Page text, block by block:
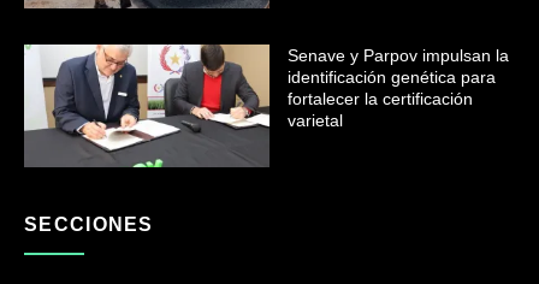
Senave y Parpov impulsan la
identificación genética para
fortalecer la certificación
varietal
SECCIONES